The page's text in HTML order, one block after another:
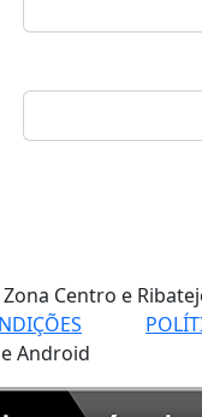
Zona Centro e
Android